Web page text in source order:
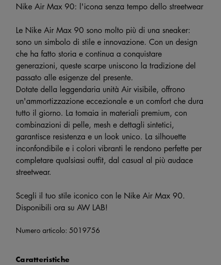
Nike Air Max 90: l'icona senza tempo dello streetwear
Le Nike Air Max 90 sono molto più di una sneaker:
sono un simbolo di stile e innovazione. Con un design
che ha fatto storia e continua a conquistare
generazioni, queste scarpe uniscono la tradizione del
passato alle esigenze del presente.
Dotate della leggendaria unità Air visibile, offrono
un'ammortizzazione eccezionale e un comfort che dura
tutto il giorno. La tomaia in materiali premium, con
combinazioni di pelle, mesh e dettagli sintetici,
garantisce resistenza e un look unico. La silhouette
inconfondibile e i colori vibranti le rendono perfette per
completare qualsiasi outfit, dal casual al più audace
streetwear.
Scegli il tuo stile iconico con le Nike Air Max 90.
Disponibili ora su AW LAB!
Numero articolo: 5019756
Caratteristiche